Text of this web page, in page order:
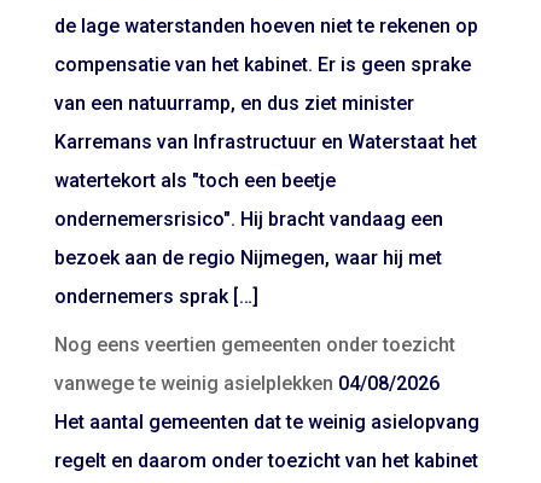
de lage waterstanden hoeven niet te rekenen op
compensatie van het kabinet. Er is geen sprake
van een natuurramp, en dus ziet minister
Karremans van Infrastructuur en Waterstaat het
watertekort als "toch een beetje
ondernemersrisico". Hij bracht vandaag een
bezoek aan de regio Nijmegen, waar hij met
ondernemers sprak […]
Nog eens veertien gemeenten onder toezicht
vanwege te weinig asielplekken 04/08/2026
Het aantal gemeenten dat te weinig asielopvang
regelt en daarom onder toezicht van het kabinet